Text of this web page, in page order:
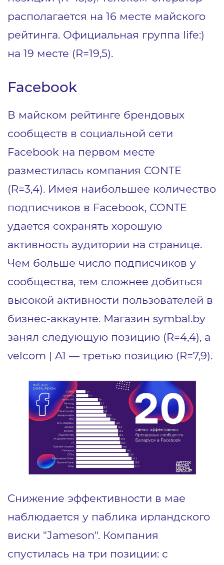
располагается на 16 месте майского
рейтинга. Официальная группа life:)
на 19 месте (R=19,5).
Facebook
В майском рейтинге брендовых
сообществ в социальной сети
Facebook на первом месте
разместилась компания CONTE
(R=3,4). Имея наибольшее количество
подписчиков в Facebook, CONTE
удается сохранять хорошую
активность аудитории на странице.
Чем больше число подписчиков у
сообщества, тем сложнее добиться
высокой активности пользователей в
бизнес-аккаунте. Магазин symbal.by
занял следующую позицию (R=4,4), а
velcom | A1 — третью позицию (R=7,9).
Снижение эффективности в мае
наблюдается у паблика ирландского
виски "Jameson". Компания
спустилась на три позиции: с